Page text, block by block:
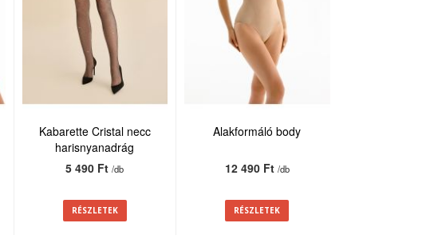
Kabarette Cristal necc
harisnyanadrág
5 490 Ft/db
RÉSZLETEK
Alakformáló body
12 490 Ft /db
RÉSZLETEK